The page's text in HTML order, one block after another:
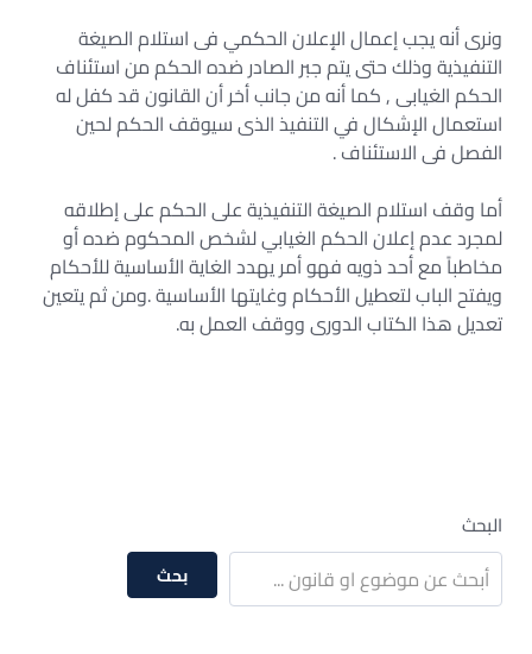
ونرى أنه يجب إعمال الإعلان الحكمي فى استلام الصيغة
التنفيذية وذلك حتى يتم جبر الصادر ضده الحكم من استئناف
الحكم الغيابى , كما أنه من جانب أخر أن القانون قد كفل له
استعمال الإشكال في التنفيذ الذى سيوقف الحكم لحين
الفصل فى الاستئناف .
أما وقف استلام الصيغة التنفيذية على الحكم على إطلاقه
لمجرد عدم إعلان الحكم الغيابي لشخص المحكوم ضده أو
مخاطباً مع أحد ذويه فهو أمر يهدد الغاية الأساسية للأحكام
ويفتح الباب لتعطيل الأحكام وغايتها الأساسية .ومن ثم يتعين
تعديل هذا الكتاب الدورى ووقف العمل به.
البحث
بحث